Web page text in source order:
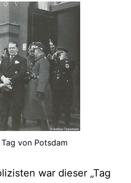
von Potsdam
war dieser „Tag